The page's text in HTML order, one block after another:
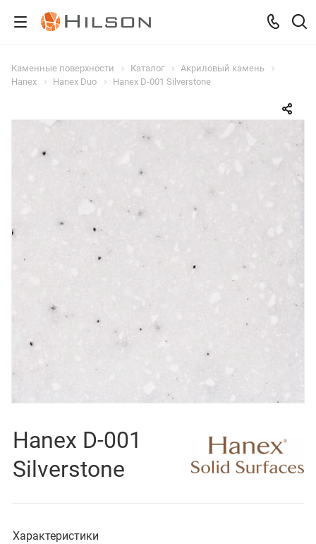
Каменные поверхности Каталог
Акриловый камень
Hanex
Hanex Duo Hanex D-001 Silverstone
Hanex D-001
Silverstone
Характеристики